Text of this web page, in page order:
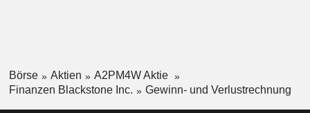
Börse Aktien
A2PM4W Aktie
Finanzen Blackstone Inc.
Gewinn- und Verlustrechnung